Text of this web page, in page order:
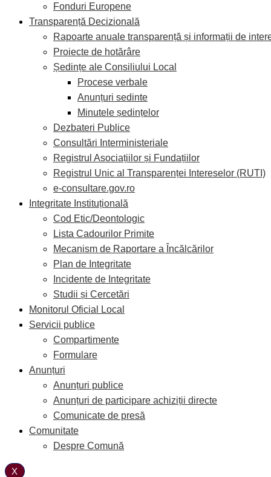
Fonduri Europene
Transparență Decizională
Rapoarte anuale transparență și informații de
Proiecte de hotărâre
Ședințe ale Consiliului Local
Procese verbale
Anunțuri sedinte
Minutele ședințelor
Dezbateri Publice
Consultări Interministeriale
Registrul Asociațiilor și Fundațiilor
Registrul Unic al Transparenței Intereselor (RUTI)
e-consultare.gov.ro
Integritate Instituțională
Cod Etic/Deontologic
Lista Cadourilor Primite
Mecanism de Raportare a Încălcărilor
Plan de Integritate
Incidente de Integritate
Studii și Cercetări
Monitorul Oficial Local
Servicii publice
Compartimente
Formulare
Anunțuri
Anunțuri publice
Anunțuri de participare achiziții directe
Comunicate de presă
Comunitate
Despre Comună
X